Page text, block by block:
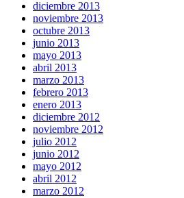
diciembre 2013
noviembre 2013
octubre 2013
junio 2013
mayo 2013
abril 2013
marzo 2013
febrero 2013
enero 2013
diciembre 2012
noviembre 2012
julio 2012
junio 2012
mayo 2012
abril 2012
marzo 2012